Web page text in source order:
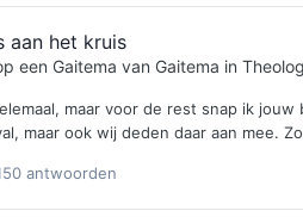
aan het kruis
een Gaitema van Gaitema in
maar voor de rest snap ik
maar ook wij deden daar aan mee.
antwoorden